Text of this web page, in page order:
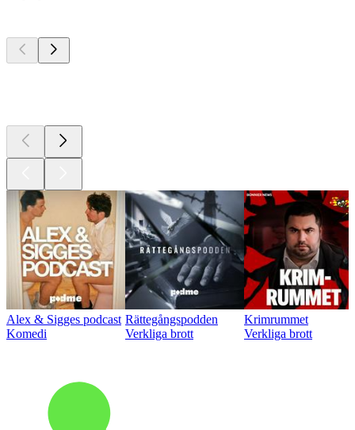
Alex & Sigges podcast
Komedi
Rättegångspodden
Verkliga brott
Krimrummet
Verkliga brott